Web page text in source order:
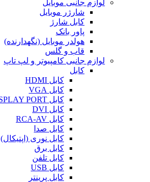
لوازم جانبی موبایل
شارژر موبایل
کابل شارژ
پاور بانک
هولدر موبایل (نگهدارنده)
قاب و گلس
لوازم جانبی کامپیوتر و لپ تاپ
کابل
کابل HDMI
کابل VGA
کابل DISPLAY PORT
کابل DVI
کابل RCA-AV
کابل صدا
کابل نوری (اپتیکال)
کابل برق
کابل تلفن
کابل USB
کابل پرینتر